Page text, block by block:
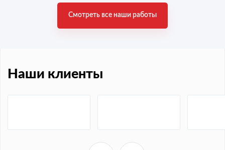
Смотреть все наши работы
Наши клиенты